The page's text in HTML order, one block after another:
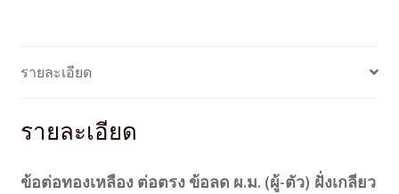
ใหญ่
(3*4
ชิ้น
รายละเอียด
รายละเอียด
ข้อต่อทองเหลือง ต่อตรง ข้อลด ผ.ม. (ผู้-ตัว) ฝั่งเกลียว